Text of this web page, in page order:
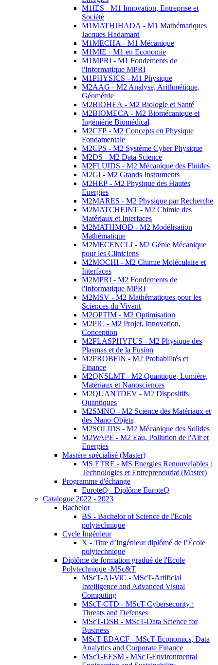
M1IES - M1 Innovation, Entreprise et
Société
M1MATHJHADA - M1 Mathématiques
Jacques Hadamard
M1MECHA - M1 Mécanique
M1MIE - M1 en Economie
M1MPRI - M1 Fondements de
l'Informatique MPRI
M1PHYSICS - M1 Physique
M2AAG - M2 Analyse, Arithmétique,
Géométrie
M2BIOHEA - M2 Biologie et Santé
M2BIOMECA - M2 Biomécanique et
Ingéniérie Biomédical
M2CFP - M2 Concepts en Physique
Fondamentale
M2CPS - M2 Système Cyber Physique
M2DS - M2 Data Science
M2FLUIDS - M2 Mécanique des Fluides
M2GI - M2 Grands Instruments
M2HEP - M2 Physique des Hautes
Energies
M2MARES - M2 Physique par Recherche
M2MATCHEINT - M2 Chimie des
Matériaux et Interfaces
M2MATHMOD - M2 Modélisation
Mathématique
M2MECENCLI - M2 Génie Mécanique
pour les Cliniciens
M2MOCHI - M2 Chimie Moléculaire et
Interfaces
M2MPRI - M2 Fondements de
l'Informatique MPRI
M2MSV - M2 Mathématiques pour les
Sciences du Vivant
M2OPTIM - M2 Optimisation
M2PIC - M2 Projet, Innovation,
Conception
M2PLASPHYFUS - M2 Physique des
Plasmas et de la Fusion
M2PROBFIN - M2 Probabilités et
Finance
M2QNSLMT - M2 Quantique, Lumière,
Matériaux et Nanosciences
M2QUANTDEV - M2 Dispositifs
Quantiques
M2SMNO - M2 Science des Matériaux et
des Nano-Objets
M2SOLIDS - M2 Mécanique des Solides
M2WAPE - M2 Eau, Pollution de l'Air et
Energies
Mastère spécialisé (Master)
MS ETRE - MS Energies Renouvelables :
Technologies et Entrepreneuriat (Master)
Programme d'échange
EuroteQ - Diplôme EuroteQ
Catalogue 2022 - 2023
Bachelor
BS - Bachelor of Science de l'Ecole
polytechnique
Cycle Ingénieur
X - Titre d’Ingénieur diplômé de l’École
polytechnique
Diplôme de formation gradué de l'Ecole
Polytechnique -MSc&T
MScT-AI-ViC - MScT-Artificial
Intelligence and Advanced Visual
Computing
MScT-CTD - MScT-Cybersecurity :
Threats and Defenses
MScT-DSB - MScT-Data Science for
Business
MScT-EDACF - MScT-Economics, Data
Analytics and Corporate Finance
MScT-EESM - MScT-Environmental